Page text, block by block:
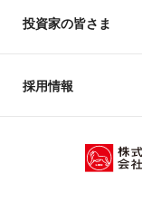
投資家の皆さま
採用情報